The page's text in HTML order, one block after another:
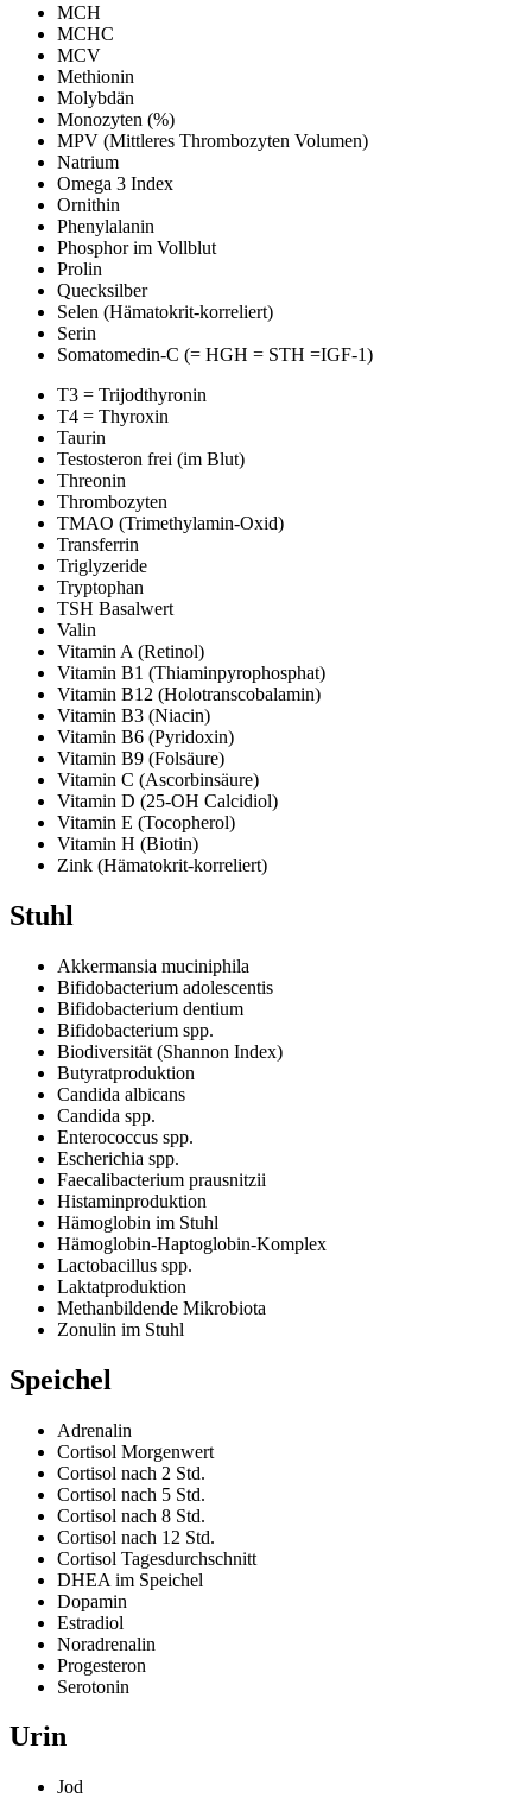
MCH
MCHC
MCV
Methionin
Molybdän
Monozyten (%)
MPV (Mittleres Thrombozyten Volumen)
Natrium
Omega 3 Index
Ornithin
Phenylalanin
Phosphor im Vollblut
Prolin
Quecksilber
Selen (Hämatokrit-korreliert)
Serin
Somatomedin-C (= HGH = STH =IGF-1)
T3 = Trijodthyronin
T4 = Thyroxin
Taurin
Testosteron frei (im Blut)
Threonin
Thrombozyten
TMAO (Trimethylamin-Oxid)
Transferrin
Triglyzeride
Tryptophan
TSH Basalwert
Valin
Vitamin A (Retinol)
Vitamin B1 (Thiaminpyrophosphat)
Vitamin B12 (Holotranscobalamin)
Vitamin B3 (Niacin)
Vitamin B6 (Pyridoxin)
Vitamin B9 (Folsäure)
Vitamin C (Ascorbinsäure)
Vitamin D (25-OH Calcidiol)
Vitamin E (Tocopherol)
Vitamin H (Biotin)
Zink (Hämatokrit-korreliert)
Stuhl
Akkermansia muciniphila
Bifidobacterium adolescentis
Bifidobacterium dentium
Bifidobacterium spp.
Biodiversität (Shannon Index)
Butyratproduktion
Candida albicans
Candida spp.
Enterococcus spp.
Escherichia spp.
Faecalibacterium prausnitzii
Histaminproduktion
Hämoglobin im Stuhl
Hämoglobin-Haptoglobin-Komplex
Lactobacillus spp.
Laktatproduktion
Methanbildende Mikrobiota
Zonulin im Stuhl
Speichel
Adrenalin
Cortisol Morgenwert
Cortisol nach 2 Std.
Cortisol nach 5 Std.
Cortisol nach 8 Std.
Cortisol nach 12 Std.
Cortisol Tagesdurchschnitt
DHEA im Speichel
Dopamin
Estradiol
Noradrenalin
Progesteron
Serotonin
Urin
Jod